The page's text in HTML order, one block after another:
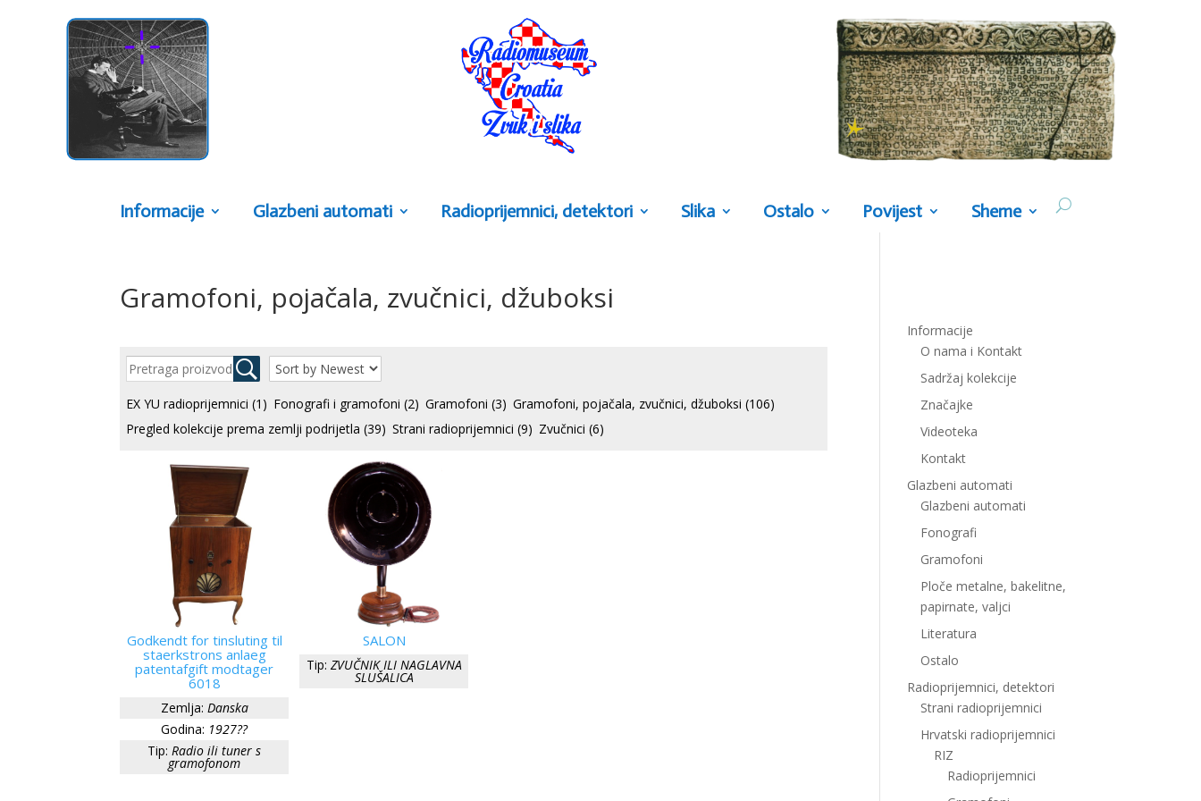
Informacije Glazbeni automati Radioprijemnici, detektori Slika Ostalo Povijest Sheme
Gramofoni, pojačala, zvučnici, džuboksi
EX YU radioprijemnici(1) Fonografi i gramofoni(2) Gramofoni(3) Gramofoni, pojačala, zvučnici, džuboksi(106)
Pregled kolekcije prema zemlji podrijetla(39) Strani radioprijemnici(9) Zvučnici(6)
Godkendt for tinsluting til
staerkstrons anlaeg
patentafgift modtager
6018
Zemlja: Danska
Godina: 1927??
Tip: Radio ili tuner s
gramofonom
SALON
Tip: ZVUČNIK ILI NAGLAVNA
SLUŠALICA
Informacije
O nama i Kontakt
Sadržaj kolekcije
Značajke
Videoteka
Kontakt
Glazbeni automati
Glazbeni automati
Fonografi
Gramofoni
Ploče metalne, bakelitne,
papirnate, valjci
Literatura
Ostalo
Radioprijemnici, detektori
Strani radioprijemnici
Hrvatski radioprijemnici
RIZ
Radioprijemnici